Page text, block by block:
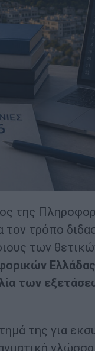
της
τρόπο
των
Ελλάδας
των
της για